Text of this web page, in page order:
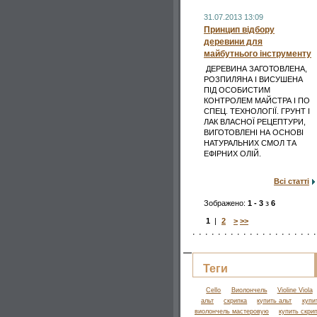
31.07.2013 13:09
Принцип відбору
деревини для
майбутнього інструменту
ДЕРЕВИНА ЗАГОТОВЛЕНА,
РОЗПИЛЯНА І ВИСУШЕНА
ПІД ОСОБИСТИМ
КОНТРОЛЕМ МАЙСТРА І ПО
СПЕЦ. ТЕХНОЛОГІЇ. ГРУНТ І
ЛАК ВЛАСНОЇ РЕЦЕПТУРИ,
ВИГОТОВЛЕНІ НА ОСНОВІ
НАТУРАЛЬНИХ СМОЛ ТА
ЕФІРНИХ ОЛІЙ.
Всі статті
Зображено: 1 - 3 з 6
1 | 2 > >>
Теги
Cello Виолончель
Violine Viola
альт
скрипка купить альт
виолончель мастеровую
купить